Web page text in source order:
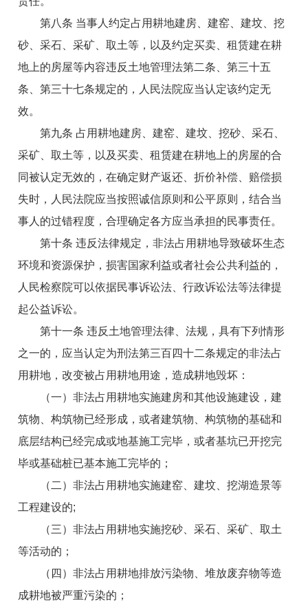
第八条 当事人约定占用耕地建房、建窑、建坟、挖
砂、采石、采矿、取土等，以及约定买卖、租赁建在耕
地上的房屋等内容违反土地管理法第二条、第三十五
条、第三十七条规定的，人民法院应当认定该约定无
效。
第九条 占用耕地建房、建窑、建坟、挖砂、采石、
采矿、取土等，以及买卖、租赁建在耕地上的房屋的合
同被认定无效的，在确定财产返还、折价补偿、赔偿损
失时，人民法院应当按照诚信原则和公平原则，结合当
事人的过错程度，合理确定各方应当承担的民事责任。
第十条 违反法律规定，非法占用耕地导致破坏生态
环境和资源保护，损害国家利益或者社会公共利益的，
人民检察院可以依据民事诉讼法、行政诉讼法等法律提
起公益诉讼。
第十一条 违反土地管理法律、法规，具有下列情形
之一的，应当认定为刑法第三百四十二条规定的非法占
用耕地，改变被占用耕地用途，造成耕地毁坏：
（一）非法占用耕地实施建房和其他设施建设，建
筑物、构筑物已经形成，或者建筑物、构筑物的基础和
底层结构已经完成或地基施工完毕，或者基坑已开挖完
毕或基础桩已基本施工完毕的；
（二）非法占用耕地实施建窑、建坟、挖湖造景等
工程建设的;
（三）非法占用耕地实施挖砂、采石、采矿、取土
等活动的；
（四）非法占用耕地排放污染物、堆放废弃物等造
成耕地被严重污染的；